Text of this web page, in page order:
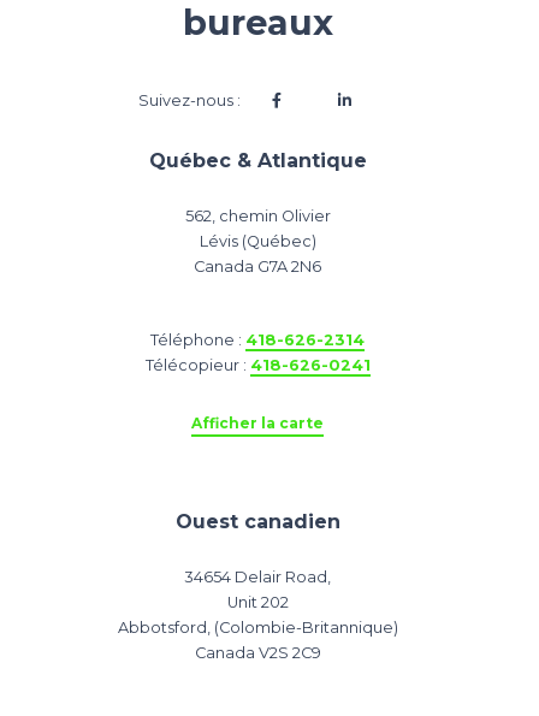
bureaux
Suivez-nous :
Québec & Atlantique
562, chemin Olivier
Lévis (Québec)
Canada G7A 2N6
Téléphone : 418-626-2314
Télécopieur : 418-626-0241
Afficher la carte
Ouest canadien
34654 Delair Road,
Unit 202
Abbotsford, (Colombie-Britannique)
Canada V2S 2C9